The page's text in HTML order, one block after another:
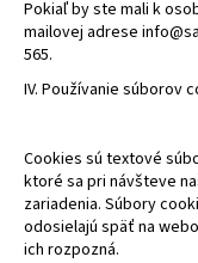
Pokiaľ by ste mali k
mailovej adrese
565.
IV. Používanie súborov
Cookies sú textové
ktoré sa pri návšteve
zariadenia. Súbory
odosielajú späť na
ich rozpozná.